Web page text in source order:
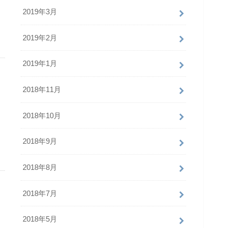
2019年3月
2019年2月
2019年1月
2018年11月
2018年10月
2018年9月
2018年8月
2018年7月
2018年5月